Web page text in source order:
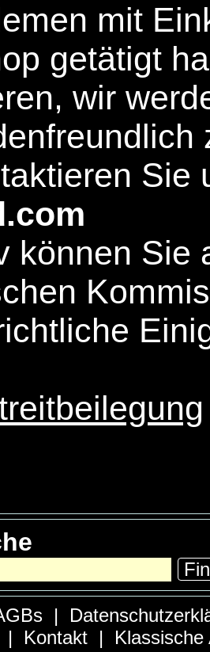
mit
getätigt
wir
Sie
können Sie
|
| Kontakt |